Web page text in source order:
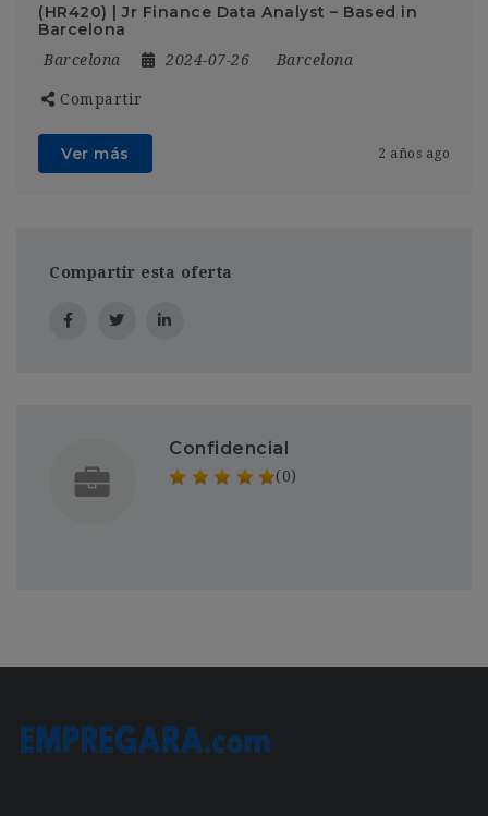
(HR420) | Jr Finance Data Analyst – Based in
Barcelona
Barcelona 2024-07-26 Barcelona
Compartir
Ver más 2 años ago
Compartir esta oferta
Confidencial
(0)